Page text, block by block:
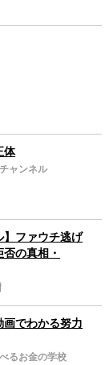
体
ャンネル
】ファウチ逃げ
の真相・
画でわかる努力
るお金の学校